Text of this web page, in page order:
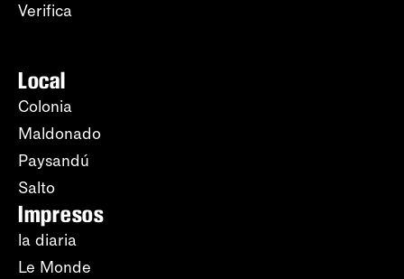
Verifica
Local
Colonia
Maldonado
Paysandú
Salto
Impresos
la diaria
Le Monde